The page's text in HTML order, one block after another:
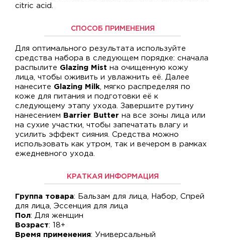
citric acid.
СПОСОБ ПРИМЕНЕНИЯ
Для оптимального результата используйте
средства набора в следующем порядке: сначала
распылите Glazing Mist на очищенную кожу
лица, чтобы оживить и увлажнить её. Далее
нанесите Glazing Milk , мягко распределяя по
коже для питания и подготовки её к
следующему этапу ухода. Завершите рутину
нанесением
Barrier Butter на все зоны лица или
на сухие участки, чтобы запечатать влагу и
усилить эффект сияния. Средства можно
использовать как утром, так и вечером в рамках
ежедневного ухода.
КРАТКАЯ ИНФОРМАЦИЯ
Группа товара: Бальзам для лица, Набор, Спрей
для лица, Эссенция для лица
Пол: Для женщин
Возраст: 18+
Время применения: Универсальный